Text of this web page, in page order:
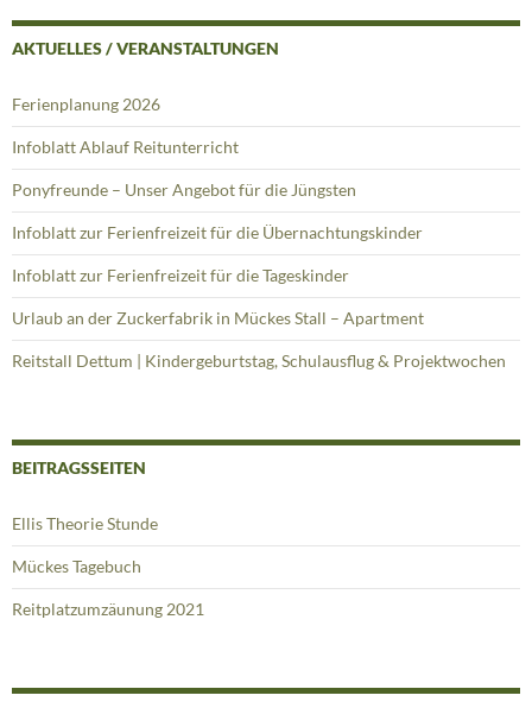
AKTUELLES / VERANSTALTUNGEN
Ferienplanung 2026
Infoblatt Ablauf Reitunterricht
Ponyfreunde – Unser Angebot für die Jüngsten
Infoblatt zur Ferienfreizeit für die Übernachtungskinder
Infoblatt zur Ferienfreizeit für die Tageskinder
Urlaub an der Zuckerfabrik in Mückes Stall – Apartment
Reitstall Dettum | Kindergeburtstag, Schulausflug & Projektwochen
BEITRAGSSEITEN
Ellis Theorie Stunde
Mückes Tagebuch
Reitplatzumzäunung 2021